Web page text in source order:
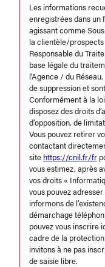
Les informations
enregistrées dans
agissant comme
la clientèle/
Responsable du
base légale du
l'Agence / du
de suppression et
Conformément à la
disposez des droits
d’opposition, de
Vous pouvez retirer
contactant
site https://cnil.fr/fr
vous estimez, après
vos droits «
vous pouvez
informons de
démarchage
pouvez vous inscrire
cadre de la
invitons à ne pas
de saisie libre.